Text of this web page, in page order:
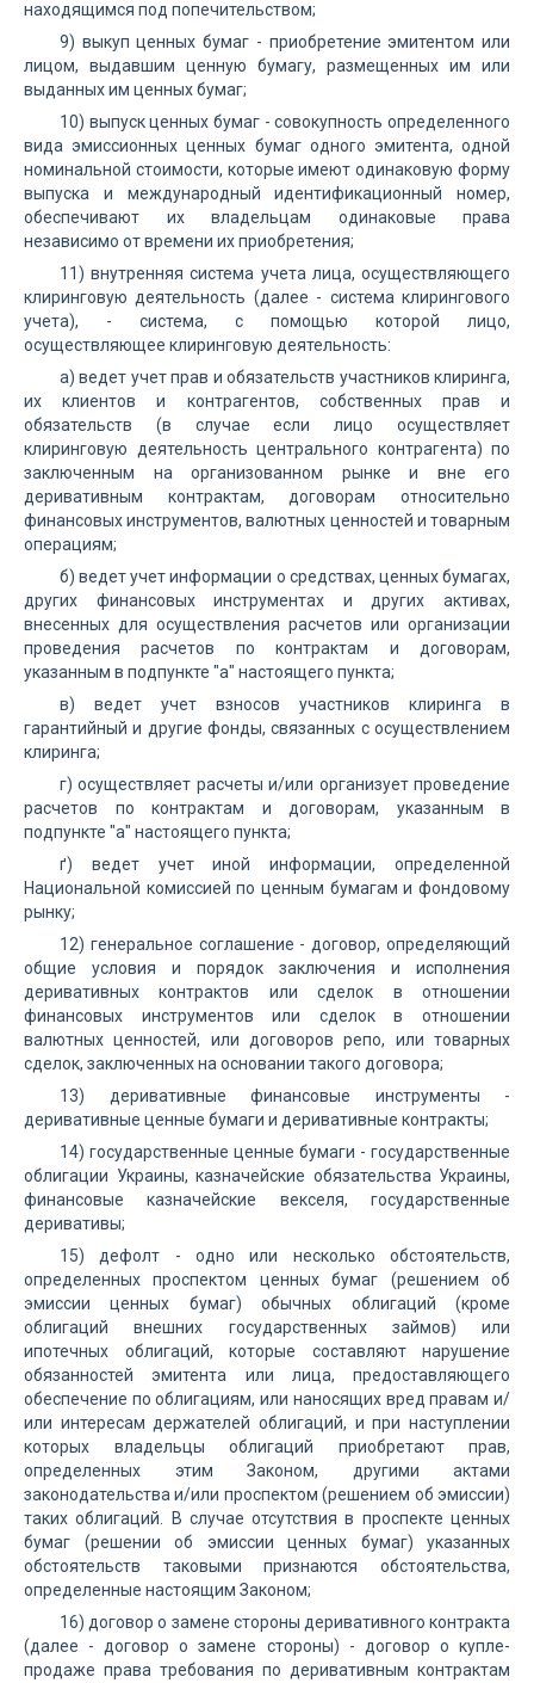
находящимся под попечительством;
9) выкуп ценных бумаг - приобретение эмитентом или
лицом, выдавшим ценную бумагу, размещенных им или
выданных им ценных бумаг;
10) выпуск ценных бумаг - совокупность определенного
вида эмиссионных ценных бумаг одного эмитента, одной
номинальной стоимости, которые имеют одинаковую форму
выпуска и международный идентификационный номер,
обеспечивают их владельцам одинаковые права
независимо от времени их приобретения;
11) внутренняя система учета лица, осуществляющего
клиринговую деятельность (далее - система клирингового
учета), - система, с помощью которой лицо,
осуществляющее клиринговую деятельность:
а) ведет учет прав и обязательств участников клиринга,
их клиентов и контрагентов, собственных прав и
обязательств (в случае если лицо осуществляет
клиринговую деятельность центрального контрагента) по
заключенным на организованном рынке и вне его
деривативным контрактам, договорам относительно
финансовых инструментов, валютных ценностей и товарным
операциям;
б) ведет учет информации о средствах, ценных бумагах,
других финансовых инструментах и других активах,
внесенных для осуществления расчетов или организации
проведения расчетов по контрактам и договорам,
указанным в подпункте "а" настоящего пункта;
в) ведет учет взносов участников клиринга в
гарантийный и другие фонды, связанных с осуществлением
клиринга;
г) осуществляет расчеты и/или организует проведение
расчетов по контрактам и договорам, указанным в
подпункте "а" настоящего пункта;
ґ) ведет учет иной информации, определенной
Национальной комиссией по ценным бумагам и фондовому
рынку;
12) генеральное соглашение - договор, определяющий
общие условия и порядок заключения и исполнения
деривативных контрактов или сделок в отношении
финансовых инструментов или сделок в отношении
валютных ценностей, или договоров репо, или товарных
сделок, заключенных на основании такого договора;
13) деривативные финансовые инструменты -
деривативные ценные бумаги и деривативные контракты;
14) государственные ценные бумаги - государственные
облигации Украины, казначейские обязательства Украины,
финансовые казначейские векселя, государственные
деривативы;
15) дефолт - одно или несколько обстоятельств,
определенных проспектом ценных бумаг (решением об
эмиссии ценных бумаг) обычных облигаций (кроме
облигаций внешних государственных займов) или
ипотечных облигаций, которые составляют нарушение
обязанностей эмитента или лица, предоставляющего
обеспечение по облигациям, или наносящих вред правам и/
или интересам держателей облигаций, и при наступлении
которых владельцы облигаций приобретают прав,
определенных этим Законом, другими актами
законодательства и/или проспектом (решением об эмиссии)
таких облигаций. В случае отсутствия в проспекте ценных
бумаг (решении об эмиссии ценных бумаг) указанных
обстоятельств таковыми признаются обстоятельства,
определенные настоящим Законом;
16) договор о замене стороны деривативного контракта
(далее - договор о замене стороны) - договор о купле-
продаже права требования по деривативным контрактам